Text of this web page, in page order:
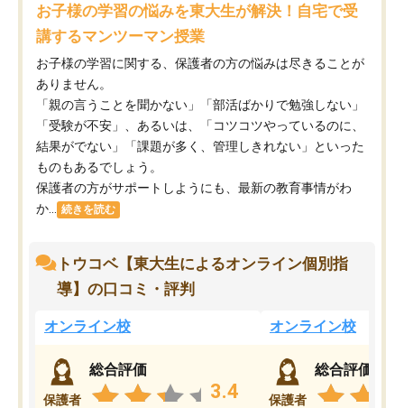
お子様の学習の悩みを東大生が解決！自宅で受
講するマンツーマン授業
お子様の学習に関する、保護者の方の悩みは尽きることが
ありません。
「親の言うことを聞かない」「部活ばかりで勉強しない」
「受験が不安」、あるいは、「コツコツやっているのに、
結果がでない」「課題が多く、管理しきれない」といった
ものもあるでしょう。
保護者の方がサポートしようにも、最新の教育事情がわ
か...
続きを読む
トウコベ【東大生によるオンライン個別指
導】の口コミ・評判
オンライン校
保護者
総合評価
3.4
オンライン校
保護者
総合評価